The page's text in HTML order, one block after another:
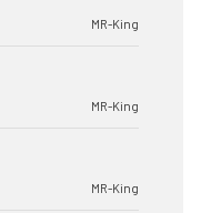
MR-King
MR-King
MR-King